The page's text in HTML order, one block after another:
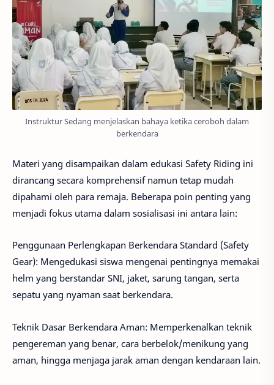
Instruktur Sedang menjelaskan bahaya ketika ceroboh dalam
berkendara
Materi yang disampaikan dalam edukasi Safety Riding ini
dirancang secara komprehensif namun tetap mudah
dipahami oleh para remaja. Beberapa poin penting yang
menjadi fokus utama dalam sosialisasi ini antara lain:
Penggunaan Perlengkapan Berkendara Standard (Safety
Gear): Mengedukasi siswa mengenai pentingnya memakai
helm yang berstandar SNI, jaket, sarung tangan, serta
sepatu yang nyaman saat berkendara.
Teknik Dasar Berkendara Aman: Memperkenalkan teknik
pengereman yang benar, cara berbelok/menikung yang
aman, hingga menjaga jarak aman dengan kendaraan lain.